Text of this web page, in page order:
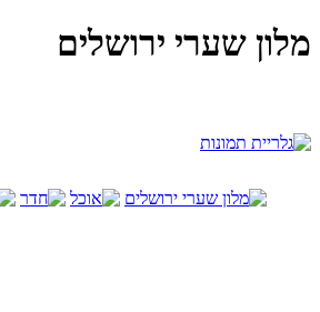
מלון שערי ירושלים